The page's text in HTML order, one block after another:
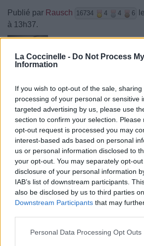
La Coccinelle - Do Not Process
Information
If you wish to opt-out of the sale,
processing of your personal or sensitive
targeted advertising by us, please use
section to confirm your selection.
opt-out request is processed you may
interest-based ads based on personal
us or personal information disclosed to
your opt-out. You may separately opt-
disclosure of your personal information
IAB’s list of downstream participants.
also be disclosed by us to third parties
Downstream Participants that may
Personal Data Processing Opt Outs
Publié par Rausch 16734 4 4 6
à 13h37.
Chanteurs : Plumb
Albums : Need You
Paroles + Traduction
Commentaires
Pour prolonger le plaisir
Vous aimez chanter, apprenez la
Télécharger légalement les MP3 sur
Trouver des vinyles et des CD sur